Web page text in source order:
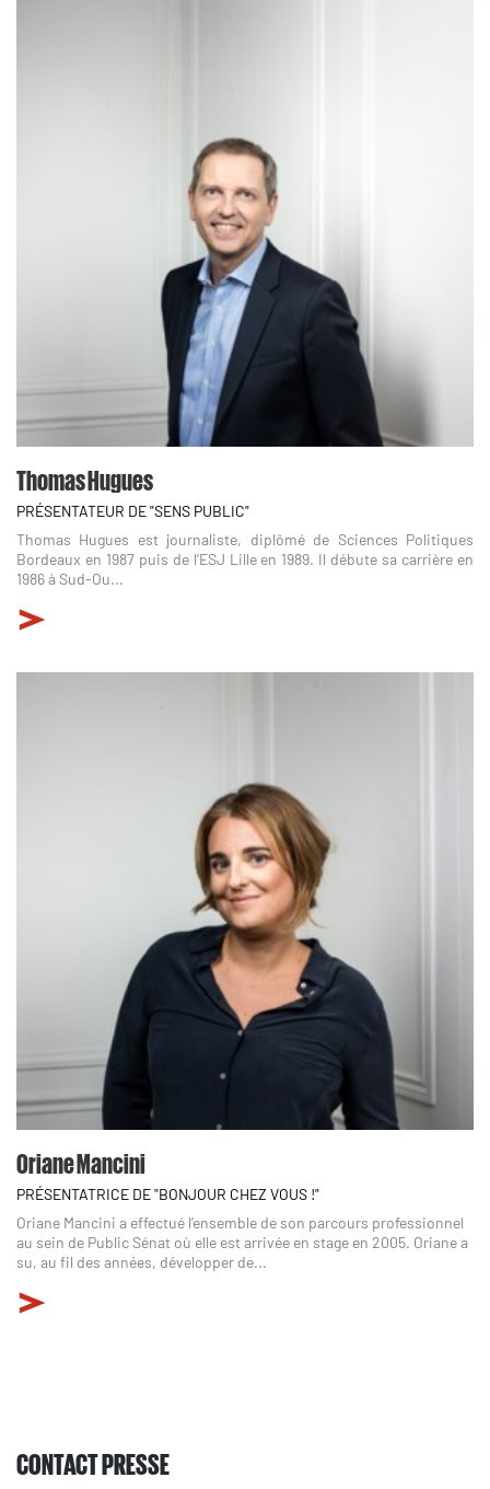
Thomas Hugues
PRÉSENTATEUR DE "SENS PUBLIC"
Thomas Hugues est journaliste, diplômé de Sciences Politiques
Bordeaux en 1987 puis de l’ESJ Lille en 1989. Il débute sa carrière en
1986 à Sud-Ou...
Oriane Mancini
PRÉSENTATRICE DE "BONJOUR CHEZ VOUS !"
Oriane Mancini a effectué l’ensemble de son parcours professionnel
au sein de Public Sénat où elle est arrivée en stage en 2005. Oriane a
su, au fil des années, développer de...
CONTACT PRESSE